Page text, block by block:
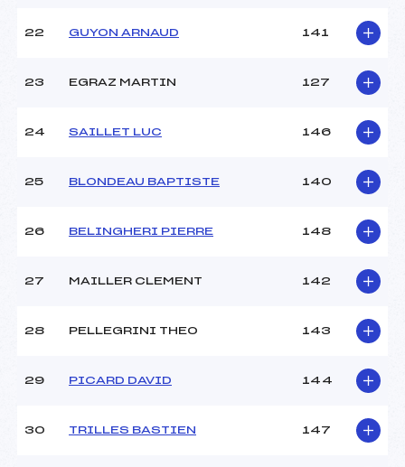
22 GUYON ARNAUD 141
23 EGRAZ MARTIN 127
24 SAILLET LUC 146
25 BLONDEAU BAPTISTE 140
26 BELINGHERI PIERRE 148
27 MAILLER CLEMENT 142
28 PELLEGRINI THEO 143
29 PICARD DAVID 144
30 TRILLES BASTIEN 147